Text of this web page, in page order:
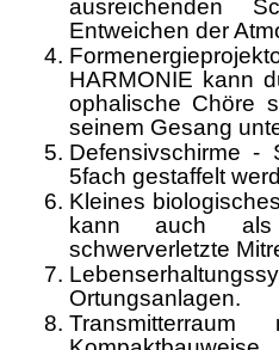
ausreichenden
Entweichen der
HAR­MONIE kann
ophalische Chöre
seinem Gesang
Defensivschirme -
5fach gestaffelt
Kleines
kann auch als
schwerverletzte
Ortungsanla­gen.